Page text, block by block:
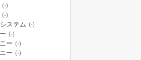
(-)
(-)
ステム (-)
(-)
ー (-)
ー (-)